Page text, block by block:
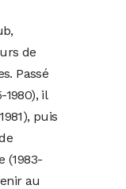
de
Passé
il
puis
(1983-
au